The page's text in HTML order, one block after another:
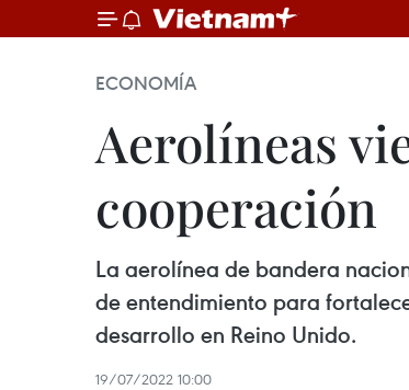
ECONOMÍA
Aerolíneas
cooperación
La aerolínea de bandera
de entendimiento para
desarrollo en Reino Unido.
19/07/2022 10:00